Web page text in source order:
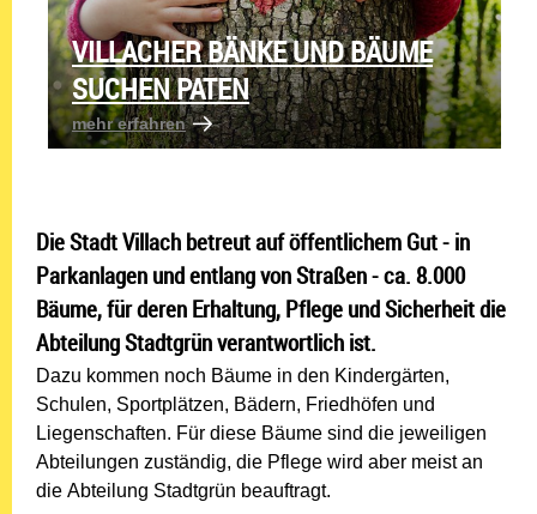
VILLACHER BÄNKE UND BÄUME
SUCHEN PATEN
mehr erfahrenmehr erfahren: Villacher Bänke und
Die Stadt Villach betreut auf öffentlichem Gut - in
Parkanlagen und entlang von Straßen - ca. 8.000
Bäume, für deren Erhaltung, Pflege und Sicherheit die
Abteilung Stadtgrün verantwortlich ist.
Dazu kommen noch Bäume in den Kindergärten,
Schulen, Sportplätzen, Bädern, Friedhöfen und
Liegenschaften. Für diese Bäume sind die jeweiligen
Abteilungen zuständig, die Pflege wird aber meist an
die Abteilung Stadtgrün beauftragt.